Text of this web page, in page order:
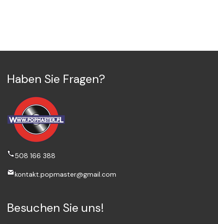
Haben Sie Fragen?
508 166 388
kontakt.popmaster@gmail.com
Besuchen Sie uns!